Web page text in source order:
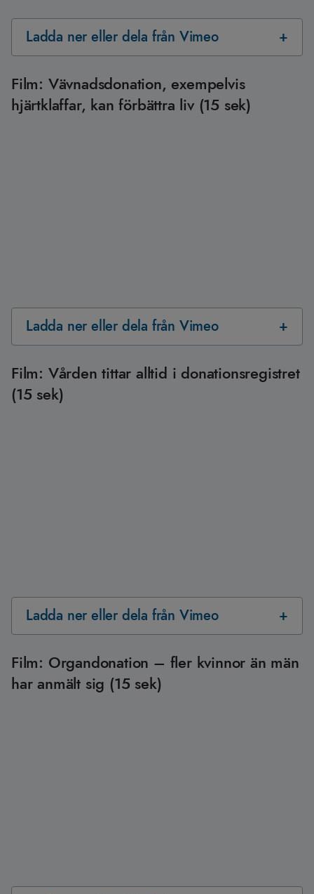
Ladda ner eller dela från Vimeo
Film: Vävnadsdonation, exempelvis
hjärtklaffar, kan förbättra liv (15 sek)
Ladda ner eller dela från Vimeo
Film: Vården tittar alltid i donationsregistret
(15 sek)
Ladda ner eller dela från Vimeo
Film: Organdonation – fler kvinnor än män
har anmält sig (15 sek)